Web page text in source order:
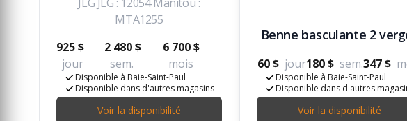
MTA1255
925 $
jour
2 480 $
sem.
6 700 $
mois
Disponible à Baie-Saint-Paul
Disponible dans d'autres magasins
Voir la disponibilité
Benne basculante 2
60 $ jour180 $ sem.347 $
Disponible à Baie-Saint-Paul
Disponible dans d'autres
Voir la disponibilité